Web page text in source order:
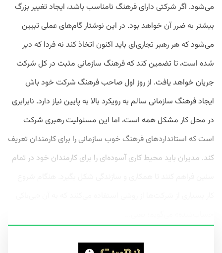
می‌شود. اگر شرکتی دارای فرهنگ نامناسب باشد، ایجاد تغییر بزرگ
بیشتر به ضرر آن خواهد بود. در این نوشتار گام‌های عملی تبیین
می‌شود که هر رهبر تجاری‌ای باید اکنون اتخاذ کند نه فردا که دیر
شده است، تا تضمین کند که فرهنگ سازمانی مثبت در کل شرکت
جریان خواهد یافت. از روز اول صاحب فرهنگ شرکت خود باش
ایجاد فرهنگ سازمانی سالم به رویکرد بالا به پایین نیاز دارد. نابرابری
در محل کار مشکل همه است، اما این مسئولیت رهبری شرکت
است که استانداردهای فرهنگ خوب سازمانی را برای کارمندان تعریف
کند. مدیران باید محیط کاری آسوده‌ای را برای کارمندان خود در تمام